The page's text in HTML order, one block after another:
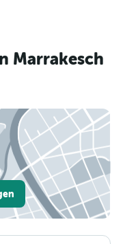
Marrakesch